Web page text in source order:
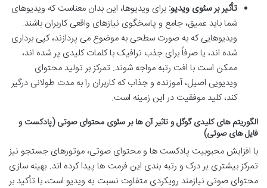
تأثیر بر سئوی ویدیو: برای ویدیوها، این بدان معناست که ویدیوهای
شما باید عمیق، جامع و پاسخگوی نیازهای واقعی کاربران باشند.
ویدیوهایی که به صورت سطحی به موضوع می پردازند، کپی برداری
شده اند، یا صرفاً برای جذب ترافیک با کلمات کلیدی پر شده اند،
ممکن است با افت رتبه مواجه شوند. تمرکز بر تولید محتوای
ویدیویی اصیل، آموزنده و جذاب که کاربران را به مدت طولانی درگیر
کند، کلید موفقیت در این زمینه است.
الگوریتم های کلیدی گوگل و تاثیر آن ها بر سئوی محتوای صوتی (پادکست و
فایل های صوتی)
با افزایش محبوبیت پادکست ها و محتوای صوتی، موتورهای جستجو نیز
تمرکز بیشتری بر درک و رتبه بندی این فرمت ها پیدا کرده اند. بهینه سازی
محتوای صوتی نیازمند رویکردی متفاوت نسبت به ویدیو است، با تأکید بر